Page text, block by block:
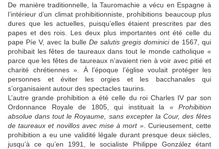
De manière traditionnelle, la Tauromachie a vécu en Espagne à
l’intérieur d’un climat prohibitionniste, prohibitions beaucoup plus
dures que les actuelles, puisqu’elles étaient prescrites par des
papes et des rois. Les deux plus importantes ont été celle du
pape Píe V, avec la bulle De salutis gregis dominicide 1567, qui
prohibait les fêtes de taureaux dans tout le monde catholique «
parce que les fêtes de taureaux n’avaient rien à voir avec pitié et
charité chrétiennes ». À l’époque l’église voulait protéger les
personnes et éviter les orgies et les bacchanales qui
s’organisaient autour des spectacles taurins.
L’autre grande prohibition a été celle du roi Charles IV par son
Ordonnance Royale de 1805, qui instituait la « Prohibition
absolue dans tout le Royaume, sans excepter la Cour, des fêtes
de taureaux et novillos avec mise à mort ». Curieusement, cette
prohibition a eu une validité légale durant presque deux siècles,
jusqu’à ce qu’en 1991, le socialiste Philippe González étant